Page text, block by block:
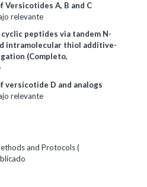
A, B and C
relevante
peptides via tandem N-
intramolecular thiol additive-
(Completo,
D and analogs
relevante
and Protocols (